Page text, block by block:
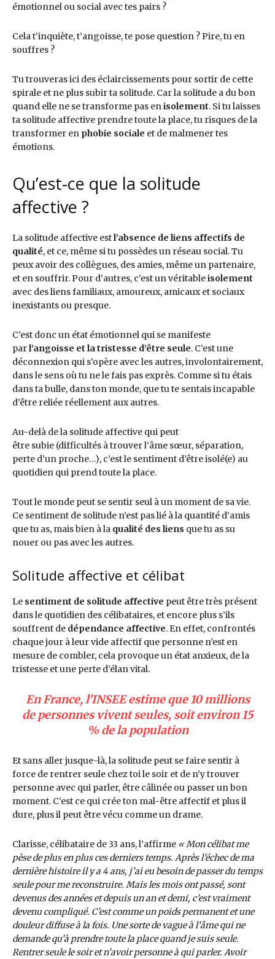
émotionnel ou social avec tes pairs ?
Cela t’inquiète, t’angoisse, te pose question ? Pire, tu en
souffres ?
Tu trouveras ici des éclaircissements pour sortir de cette
spirale et ne plus subir ta solitude. Car la solitude a du bon
quand elle ne se transforme pas enisolement. Si tu laisses
ta solitude affective prendre toute la place, tu risques de la
transformer en phobie sociale et de malmener tes
émotions.
Qu’est-ce que la solitude
affective ?
La solitude affective estl’absence de liens affectifs de
qualité, et ce, même si tu possèdes un réseau social. Tu
peux avoir des collègues, des amies, même un partenaire,
et en souffrir. Pour d’autres, c’est un véritableisolement
avec des liens familiaux, amoureux, amicaux et sociaux
inexistants ou presque.
C’est donc un état émotionnel qui se manifeste
parl’angoisse et la tristesse d’être seule. C’est une
déconnexion qui s’opère avec les autres, involontairement,
dans le sens où tu ne le fais pas exprès. Comme si tu étais
dans ta bulle, dans ton monde, que tu te sentais incapable
d’être reliée réellement aux autres.
Au-delà de la solitude affective qui peut
être subie (difficultés à trouver l’âme sœur, séparation,
perte d’un proche…), c’est le sentiment d’être isolé(e) au
quotidien qui prend toute la place.
Tout le monde peut se sentir seul à un moment de sa vie.
Ce sentiment de solitude n’est pas lié à la quantité d’amis
que tu as, mais bien à la qualité des liens que tu as su
nouer ou pas avec les autres.
Solitude affective et célibat
Le sentiment de solitude affective peut être très présent
dans le quotidien des célibataires, et encore plus s’ils
souffrent de dépendance affective. En effet, confrontés
chaque jour à leur vide affectif que personne n’est en
mesure de combler, cela provoque un état anxieux, de la
tristesse et une perte d’élan vital.
En France, l’INSEE estime que 10 millions
de personnes vivent seules, soit environ 15
% de la population
Et sans aller jusque-là, la solitude peut se faire sentir à
force de rentrer seule chez toi le soir et de n’y trouver
personne avec qui parler, être câlinée ou passer un bon
moment. C’est ce qui crée ton mal-être affectif et plus il
dure, plus il peut être vécu comme un drame.
Clarisse, célibataire de 33 ans, l’affirme « Mon célibat me
pèse de plus en plus ces derniers temps. Après l’échec de ma
dernière histoire il y a 4 ans, j’ai eu besoin de passer du temps
seule pour me reconstruire. Mais les mois ont passé, sont
devenus des années et depuis un an et demi, c’est vraiment
devenu compliqué. C’est comme un poids permanent et une
douleur diffuse à la fois. Une sorte de vague à l’âme qui ne
demande qu’à prendre toute la place quand je suis seule.
Rentrer seule le soir et n’avoir personne à qui parler. Avoir